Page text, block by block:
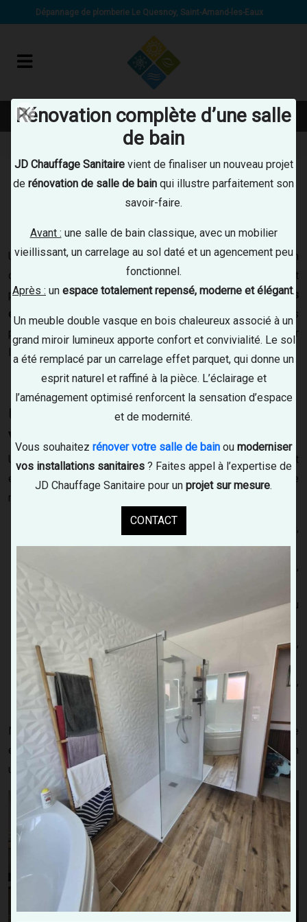
Dépannage de plomberie Le Quesnoy, Saint-Amand-les-Eaux
Rénovation complète d’une salle
de bain
JD Chauffage Sanitairevient de finaliser un nouveau projet
de rénovation de salle de bain qui illustre parfaitement son
savoir-faire.
Avant : une salle de bain classique, avec un mobilier
vieillissant, un carrelage au sol daté et un agencement peu
fonctionnel.
Après : un espace totalement repensé, moderne et élégant.
Un meuble double vasque en bois chaleureux associé à un
grand miroir lumineux apporte confort et convivialité. Le sol
a été remplacé par un carrelage effet parquet, qui donne un
esprit naturel et raffiné à la pièce. L’éclairage et
l’aménagement optimisé renforcent la sensation d’espace
et de modernité.
Vous souhaitez rénover votre salle de bain ou moderniser
vos installations sanitaires? Faites appel à l’expertise de
JD Chauffage Sanitaire pour un projet sur mesure.
CONTACT
07 89 67 29 80
Dépannage plomberie
RÉPAREZ ET DÉPANNEZ VOTRE
PLOMBERIE À LE QUESNOY, SAINT-
AMAND-LES-EAUX
Une fuite d’eau ? Un évier bouché ? Une panne de ballon
d’eau chaude ?
JD Chauffage Sanitaire
intervient rapidement
pour toutdépannage de plomberie à Le Quesnoy et ses
environs . Notre équipe diagnostique efficacement vos
problèmes et apporte des solutions adaptées pour rétablir
le bon fonctionnement de votre installation.
Un dépannage rapide pour tous
vos problèmes de plomberie
Une panne de plomberie peut survenir à tout moment et
engendrer des désagréments importants. Il existe de
nombreuses causes de pannes parmi les plus fréquentes :
: robinetterie, tuyauterie, chasse d’eau,
ballon d’eau chaude
: éviers, lavabos, douches,
Problèmes de pression d’eau
: débit trop faible ou
irrégulier
Ballon d’eau chaude en panne
: eau froide, fuite,
dysfonctionnement du thermostat
Dysfonctionnement de WC : chasse d’eau qui coule,
engorgement, fuite
Nous réalisons un diagnostic précis de l’origine du problème
et nous vous proposons des réparations adaptées en
utilisant des matériaux de qualité.
Panneau de gestion des cookies